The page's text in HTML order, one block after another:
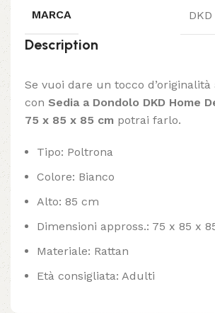
MARCA
Description
Se vuoi dare un tocco
con Sedia a Dondolo DKD Home
75 x 85 x 85 cm potrai farlo.
Tipo: Poltrona
Colore: Bianco
Alto: 85 cm
Dimensioni appross.: 75 x 85 x
Materiale: Rattan
Età consigliata: Adulti